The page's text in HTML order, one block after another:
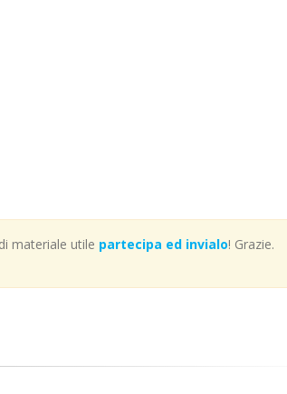
materiale utile partecipa ed invialo! Grazie.